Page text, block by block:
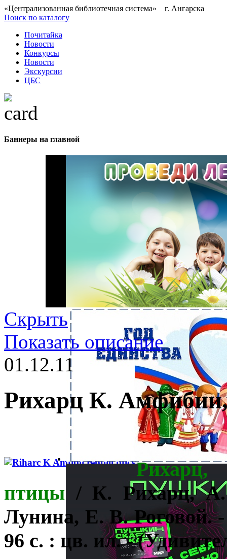
«Централизованная библиотечная система» г. Ангарска
Поиск по каталогу
Почитайка
Новости
Конкурсы
Новости
Экскурсии
ЦБС
Баннеры на главной
Скрыть
Показать описание
01.12.11
Рихарц К.
птицы / К. Рихарц,
Лунина, Е. В. Роговой.
96 с. : цв. ил. -